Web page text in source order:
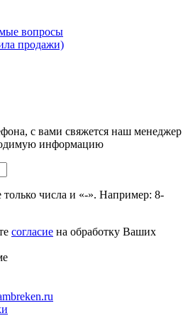
вопросы
продажи)
с вами свяжется наш менеджер
информацию
только числа и «-». Например: 8-
согласие на обработку Ваших